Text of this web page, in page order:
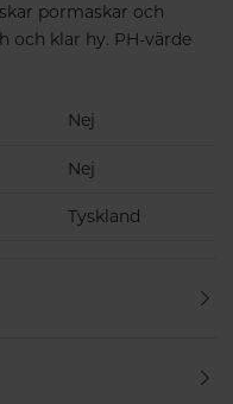
pormaskar och
och klar hy. PH-värde
Nej
Nej
Tyskland